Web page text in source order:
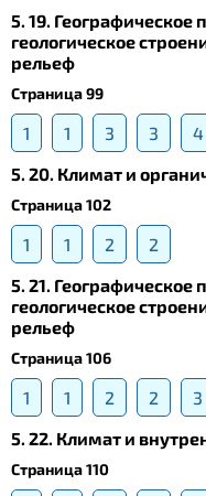
5. 19.
геологическое
рельеф
Страница 99
1 1 3 3 4
5. 20. Климат и
Страница 102
1 1 2
2
5. 21.
геологическое
рельеф
Страница 106
1 1 2 2 3
5. 22. Климат и
Страница 110